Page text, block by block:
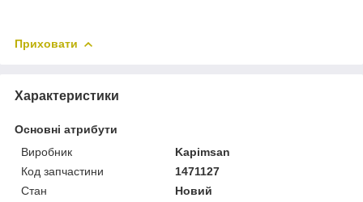
Приховати
Характеристики
Основні атрибути
Виробник
Kapimsan
Код запчастини
1471127
Стан
Новий